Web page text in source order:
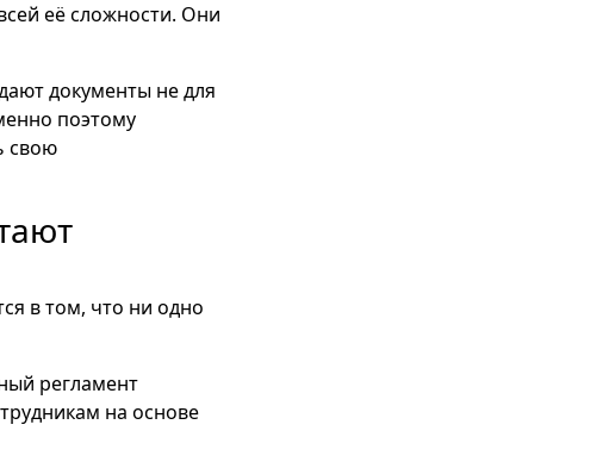
её сложности. Они
документы не для
поэтому
свою
в том, что ни одно
регламент
на основе